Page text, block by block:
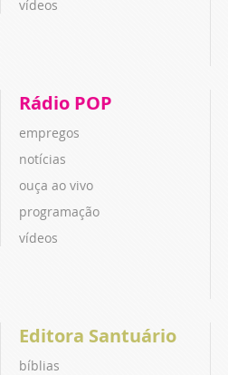
vídeos
Rádio POP
empregos
notícias
ouça ao vivo
programação
vídeos
Editora Santuário
bíblias